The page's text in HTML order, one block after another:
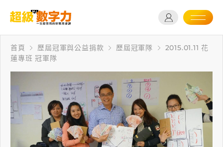
首頁 歷屆冠軍與公益捐款 歷屆冠軍隊
2015.01.11 花
蓮專班 冠軍隊